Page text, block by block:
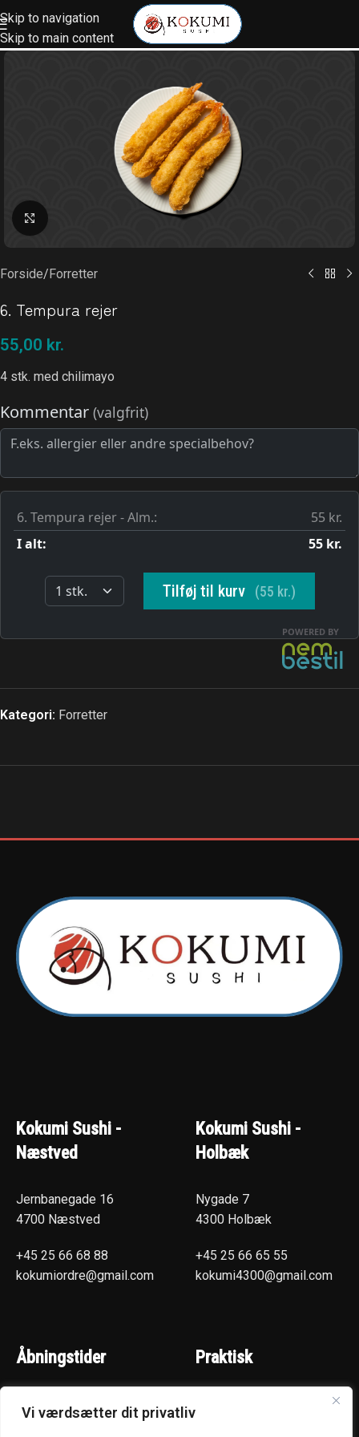
Vi værdsætter dit privatliv
Skip to navigation
Skip to main content
Klik for at forstørre
Forside/ Forretter
6. Tempura rejer
55,00 kr.
4 stk. med chilimayo
Kategori: Forretter
Kokumi Sushi -
Næstved
Jernbanegade 16
4700 Næstved
+45 25 66 68 88
kokumiordre@gmail.com
Kokumi Sushi -
Holbæk
Nygade 7
4300 Holbæk
+45 25 66 65 55
kokumi4300@gmail.com
Åbningstider
(Hentselv - Levering)
Praktisk